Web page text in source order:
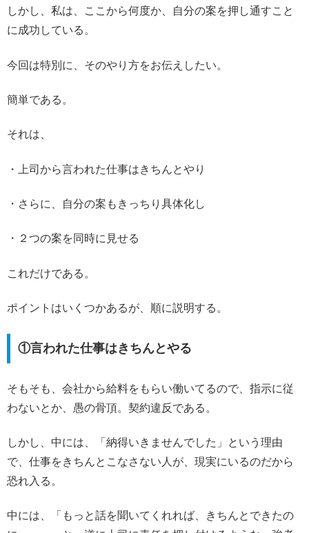
しかし、私は、ここから何度か、自分の案を押し通すこと
に成功している。
今回は特別に、そのやり方をお伝えしたい。
簡単である。
それは、
・上司から言われた仕事はきちんとやり
・さらに、自分の案もきっちり具体化し
・２つの案を同時に見せる
これだけである。
ポイントはいくつかあるが、順に説明する。
①言われた仕事はきちんとやる
そもそも、会社から給料をもらい働いてるので、指示に従
わないとか、愚の骨頂。契約違反である。
しかし、中には、「納得いきませんでした」という理由
で、仕事をきちんとこなさない人が、現実にいるのだから
恐れ入る。
中には、「もっと話を聞いてくれれば、きちんとできたの